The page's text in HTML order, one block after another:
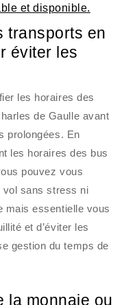
et disponible.
transports en
éviter les
les horaires des
de Gaulle avant
prolongées. En
les horaires des bus
pouvez vous
vol sans stress ni
mais essentielle vous
et d’éviter les
gestion du temps de
la monnaie ou